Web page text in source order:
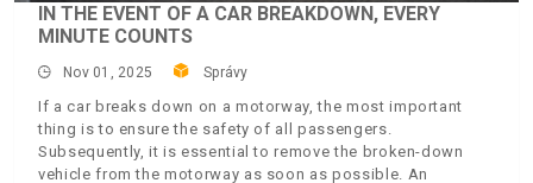
IN THE EVENT OF A CAR BREAKDOWN, EVERY
MINUTE COUNTS
Nov 01, 2025 Správy
If a car breaks down on a motorway, the most important
thing is to ensure the safety of all passengers.
Subsequently, it is essential to remove the broken-down
vehicle from the motorway as soon as possible. An